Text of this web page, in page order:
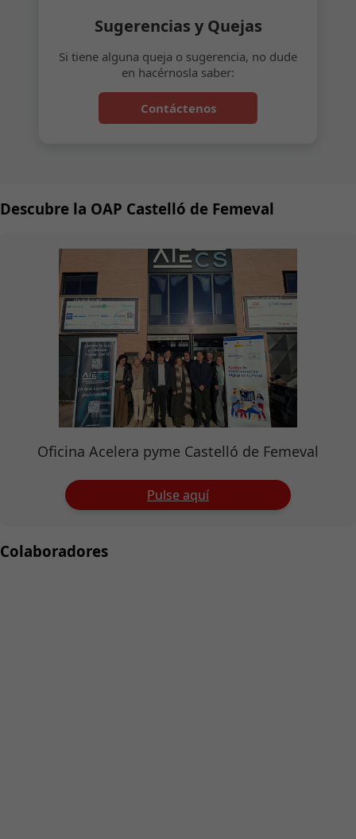
Sugerencias y Quejas
Si tiene alguna queja o sugerencia, no dude
en hacérnosla saber:
Contáctenos
Descubre la OAP Castelló de Femeval
Oficina Acelera pyme Castelló de Femeval
Pulse aquí
Colaboradores